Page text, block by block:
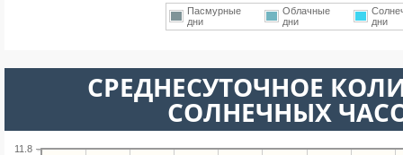
Пасмурные
дни
Облачные
дни
дни
СРЕДНЕСУТОЧНОЕ
СОЛНЕЧНЫХ
11.8